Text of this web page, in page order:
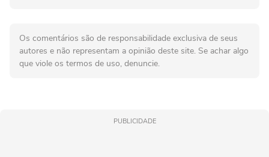
Os comentários são de responsabilidade exclusiva de seus
autores e não representam a opinião deste site. Se achar algo
que viole os termos de uso, denuncie.
PUBLICIDADE